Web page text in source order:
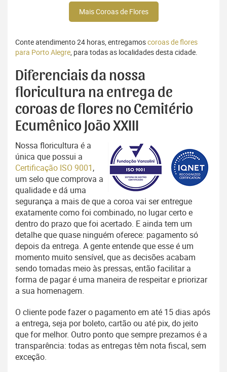
Mais Coroas de Flores
Conte atendimento 24 horas, entregamoscoroas de flores
para Porto Alegre, para todas as localidades desta cidade.
Diferenciais da nossa
floricultura na entrega de
coroas de flores no Cemitério
Ecumênico João XXIII
Nossa floricultura é a
única que possui a
Certificação ISO 9001,
um selo que comprova a
qualidade e dá uma
segurança a mais de que a coroa vai ser entregue
exatamente como foi combinado, no lugar certo e
dentro do prazo que foi acertado. E ainda tem um
detalhe que quase ninguém oferece: pagamento só
depois da entrega. A gente entende que esse é um
momento muito sensível, que as decisões acabam
sendo tomadas meio às pressas, então facilitar a
forma de pagar é uma maneira de respeitar e priorizar
a sua homenagem.
O cliente pode fazer o pagamento em até 15 dias após
a entrega, seja por boleto, cartão ou até pix, do jeito
que for melhor. Outro ponto que sempre prezamos é a
transparência: todas as entregas têm nota fiscal, sem
exceção.